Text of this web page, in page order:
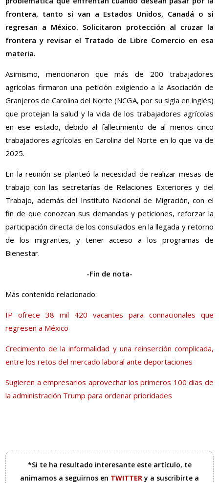
frontera, tanto si van a Estados Unidos, Canadá o si
regresan a México. Solicitaron protección al cruzar la
frontera y revisar el Tratado de Libre Comercio en esa
materia.
Asimismo, mencionaron que más de 200 trabajadores
agrícolas firmaron una petición exigiendo a la Asociación de
Granjeros de Carolina del Norte (NCGA, por su sigla en inglés)
que protejan la salud y la vida de los trabajadores agrícolas
en ese estado, debido al fallecimiento de al menos cinco
trabajadores agrícolas en Carolina del Norte en lo que va de
2025.
En la reunión se planteó la necesidad de realizar mesas de
trabajo con las secretarías de Relaciones Exteriores y del
Trabajo, además del Instituto Nacional de Migración, con el
fin de que conozcan sus demandas y peticiones, reforzar la
participación directa de los consulados en la llegada y retorno
de los migrantes, y tener acceso a los programas de
Bienestar.
-Fin de nota-
Más contenido relacionado:
IP ofrece 38 mil 420 vacantes para connacionales que
regresen a México
Crecimiento de la informalidad y una reinserción complicada,
entre los retos del mercado laboral ante deportaciones
Sugieren a empresarios aprovechar los primeros 100 días de
la administración Trump para ordenar prioridades
*Si te ha resultado interesante este artículo, te
animamos a seguirnos en TWITTERy a suscribirte a